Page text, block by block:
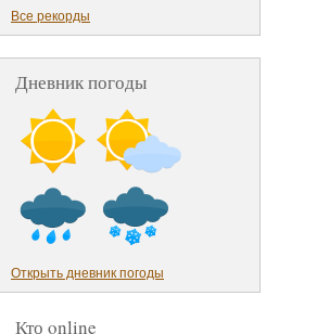
Все рекорды
Дневник погоды
Открыть дневник погоды
Кто online